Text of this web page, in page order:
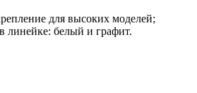
для высоких моделей;
линейке: белый и графит.